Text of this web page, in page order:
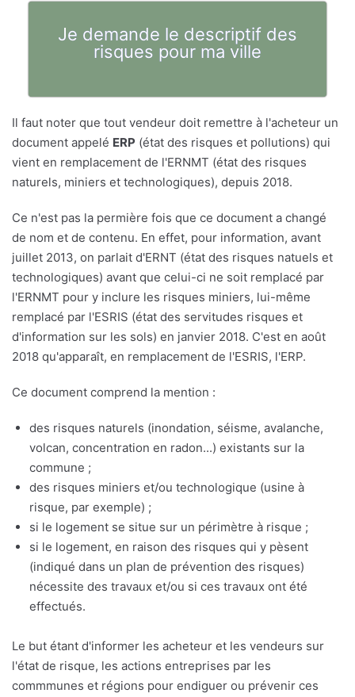
Je demande le descriptif des
risques pour ma ville
Il faut noter que tout vendeur doit remettre à l'acheteur un
document appelé ERP (état des risques et pollutions) qui
vient en remplacement de l'ERNMT (état des risques
naturels, miniers et technologiques), depuis 2018.
Ce n'est pas la permière fois que ce document a changé
de nom et de contenu. En effet, pour information, avant
juillet 2013, on parlait d'ERNT (état des risques natuels et
technologiques) avant que celui-ci ne soit remplacé par
l'ERNMT pour y inclure les risques miniers, lui-même
remplacé par l'ESRIS (état des servitudes risques et
d'information sur les sols) en janvier 2018. C'est en août
2018 qu'apparaît, en remplacement de l'ESRIS, l'ERP.
Ce document comprend la mention :
des risques naturels (inondation, séisme, avalanche,
volcan, concentration en radon...) existants sur la
commune ;
des risques miniers et/ou technologique (usine à
risque, par exemple) ;
si le logement se situe sur un périmètre à risque ;
si le logement, en raison des risques qui y pèsent
(indiqué dans un plan de prévention des risques)
nécessite des travaux et/ou si ces travaux ont été
effectués.
Le but étant d'informer les acheteur et les vendeurs sur
l'état de risque, les actions entreprises par les
commmunes et régions pour endiguer ou prévenir ces